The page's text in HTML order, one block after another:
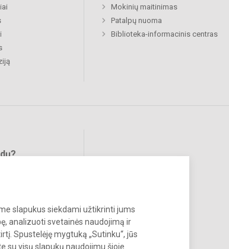
slapukus siekdami užtikrinti jums
analizuoti svetainės naudojimą ir
Spustelėję mygtuką „Sutinku“, jūs
su visų slapukų naudojimu šioje
Mokinių maitinimas
Patalpų nuoma
Biblioteka-informacinis centras